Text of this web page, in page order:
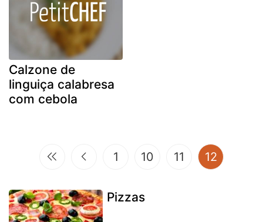
Calzone de
linguiça calabresa
com cebola
1 10 11 12
Pizzas